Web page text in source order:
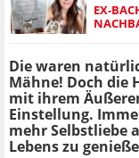
EX-
Die waren
Mähne! Doch die
mit ihrem
Einstellung.
mehr Selbstliebe
Lebens zu